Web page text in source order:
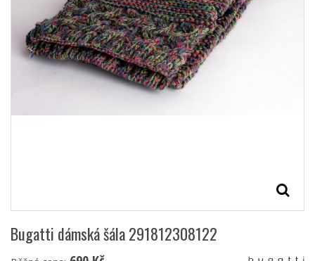
Bugatti dámská šála 291812308122